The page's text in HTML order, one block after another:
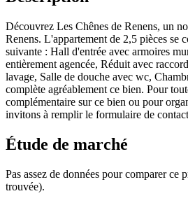
Découvrez Les Chênes de Renens, un
Renens. L'appartement de 2,5 pièces se
suivante : Hall d'entrée avec armoires
entièrement agencée, Réduit avec
lavage, Salle de douche avec wc,
complète agréablement ce bien. Pour
complémentaire sur ce bien ou pour
invitons à remplir le formulaire de
Étude de marché
Pas assez de données pour comparer ce
trouvée).